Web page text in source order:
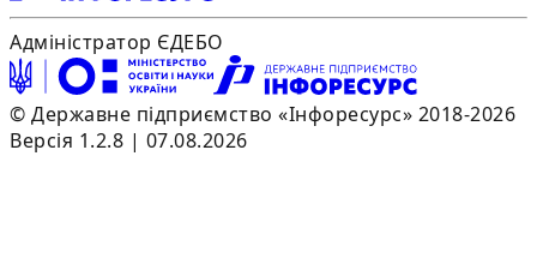
Адміністратор ЄДЕБО
© Державне підприємство «Інфоресурс» 2018-2026
Версія 1.2.8 | 07.08.2026